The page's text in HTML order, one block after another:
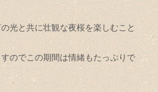
光と共に壮観な夜桜を楽しむこと
のでこの期間は情緒もたっぷりで